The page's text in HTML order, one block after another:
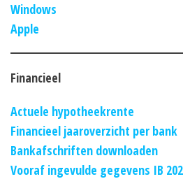
Windows
Apple
Financieel
Actuele hypotheekrente
Financieel jaaroverzicht per bank
Bankafschriften downloaden
Vooraf ingevulde gegevens IB